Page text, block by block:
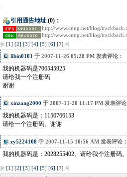
引用通告地址 (0)：
http://www.cnng.net/blog/
http://www.cnng.net/blog/
|< [1] [2] [3] [4] [5] [6] [7] >|
libin0101 于 2007-11-26 05:28 PM 发表评论：
我的机器码是706545925
请给我一个注册码
谢谢
xinzang2000 于 2007-11-20 11:17 PM 发表评论
我的机器码是：1156766153
请给一个注册码。谢谢
zy5224108 于 2007-11-15 10:56 AM 发表评论：
我的机器码是：2028255402。请给我个注册码
|< [1] [2] [3] [4] [5] [6] [7] >|